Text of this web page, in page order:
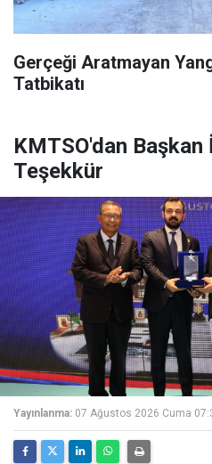
Gerçeği Aratmayan
Tatbikatı
KMTSO'dan
Teşekkür
Yayınlanma: 07 Ağustos 2026 Cuma